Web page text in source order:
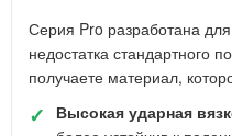
Серия Pro разработана
недостатка стандартного
получаете материал,
✓ Высокая ударная